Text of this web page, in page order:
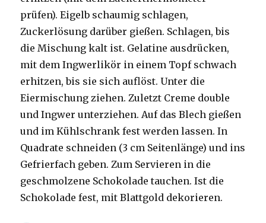
prüfen). Eigelb schaumig schlagen,
Zuckerlösung darüber gießen. Schlagen, bis
die Mischung kalt ist. Gelatine ausdrücken,
mit dem Ingwerlikör in einem Topf schwach
erhitzen, bis sie sich auflöst. Unter die
Eiermischung ziehen. Zuletzt Creme double
und Ingwer unterziehen. Auf das Blech gießen
und im Kühlschrank fest werden lassen. In
Quadrate schneiden (3 cm Seitenlänge) und ins
Gefrierfach geben. Zum Servieren in die
geschmolzene Schokolade tauchen. Ist die
Schokolade fest, mit Blattgold dekorieren.